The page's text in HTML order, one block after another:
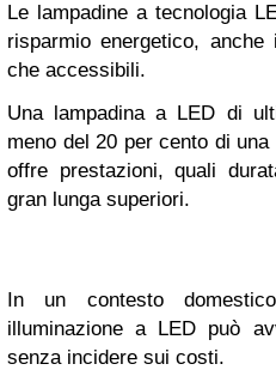
Le lampadine a tecnologia
risparmio energetico,
che accessibili.
Una lampadina a LED di
meno del 20 per cento di
offre prestazioni, quali
gran lunga superiori.
In un contesto
illuminazione a LED può
senza incidere sui costi.